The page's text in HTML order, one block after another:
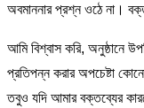
অবমাননার প্রশ্ন ওঠে না।
আমি বিশ্বাস করি, অনুষ্ঠানে
প্রতিপন্ন করার অপচেষ্টা
তবুও যদি আমার বক্তব্যের